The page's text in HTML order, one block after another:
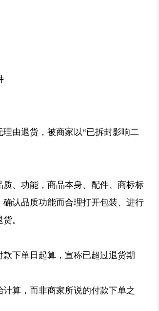
由退货，被商家以“已拆封影响二
、功能，商品本身、配件、商标标
认品质功能而合理打开包装、进行
。
下单日起算，宣称已超过退货期
算，而非商家所说的付款下单之